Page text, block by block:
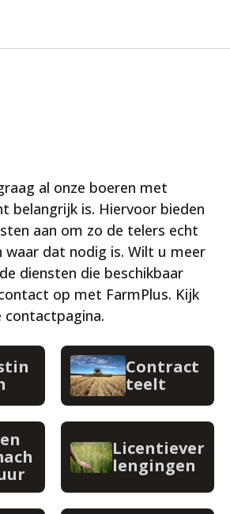
al onze boeren met
belangrijk is. Hiervoor bieden
aan om zo de telers echt
waar dat nodig is. Wilt u meer
diensten die beschikbaar
op met FarmPlus. Kijk
contactpagina.
Contract
teelt
Licentiever
lengingen